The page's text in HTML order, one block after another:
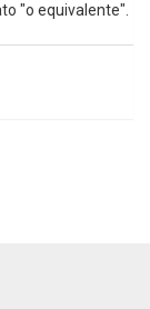
"o equivalente".